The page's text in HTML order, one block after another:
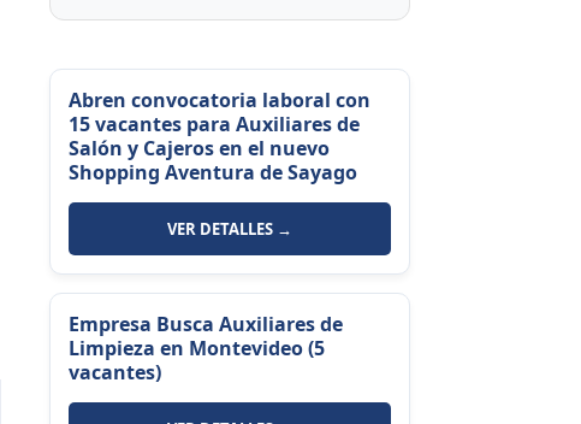
Abren convocatoria laboral con
15 vacantes para Auxiliares de
Salón y Cajeros en el nuevo
Shopping Aventura de Sayago
VER DETALLES →
Empresa Busca Auxiliares de
Limpieza en Montevideo (5
vacantes)